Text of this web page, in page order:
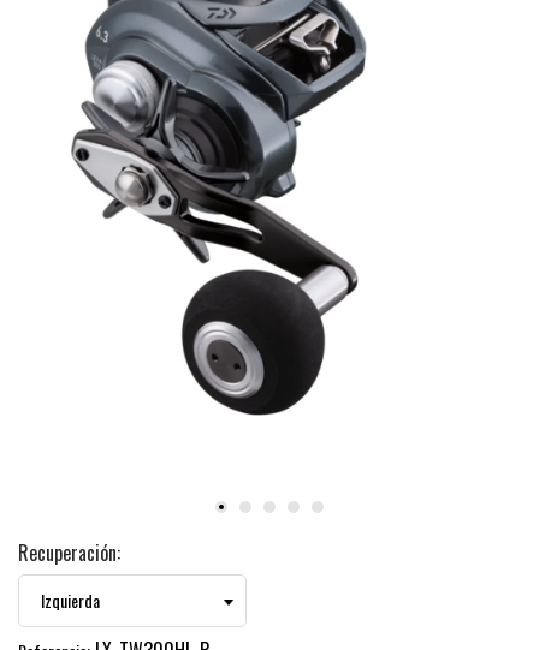
Recuperación: